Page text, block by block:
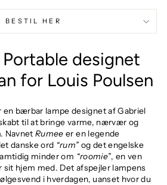
BESTIL HER
designet
for Louis Poulsen
en bærbar lampe designet af Gabriel
til at bringe varme, nærvær og
NavnetRumee er en legende
danske ord “rum” og det engelske
minder om “roomie”, en ven
hjem med. Det afspejler lampens
i hverdagen, uanset hvor du